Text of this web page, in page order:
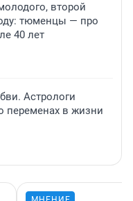
второй
тюменцы — про
40 лет
Астрологи
переменах в жизни